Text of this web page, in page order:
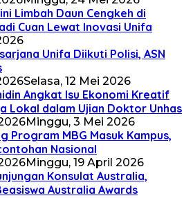
Limbah Daun Cengkeh di
Cuan Lewat Inovasi Unifa
Unifa Diikuti Polisi, ASN
Selasa, 12 Mei 2026
Angkat Isu Ekonomi Kreatif
Lokal dalam Ujian Doktor Unhas
Minggu, 3 Mei 2026
Program MBG Masuk Kampus,
Nasional
Minggu, 19 April 2026
Konsulat Australia,
Australia Awards